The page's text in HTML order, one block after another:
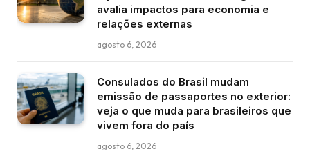
avalia impactos para economia e
relações externas
agosto 6, 2026
Consulados do Brasil mudam
emissão de passaportes no exterior:
veja o que muda para brasileiros que
vivem fora do país
agosto 6, 2026